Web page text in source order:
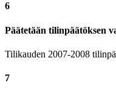
6
Päätetään tilinpäätöksen
Tilikauden 2007-2008
7